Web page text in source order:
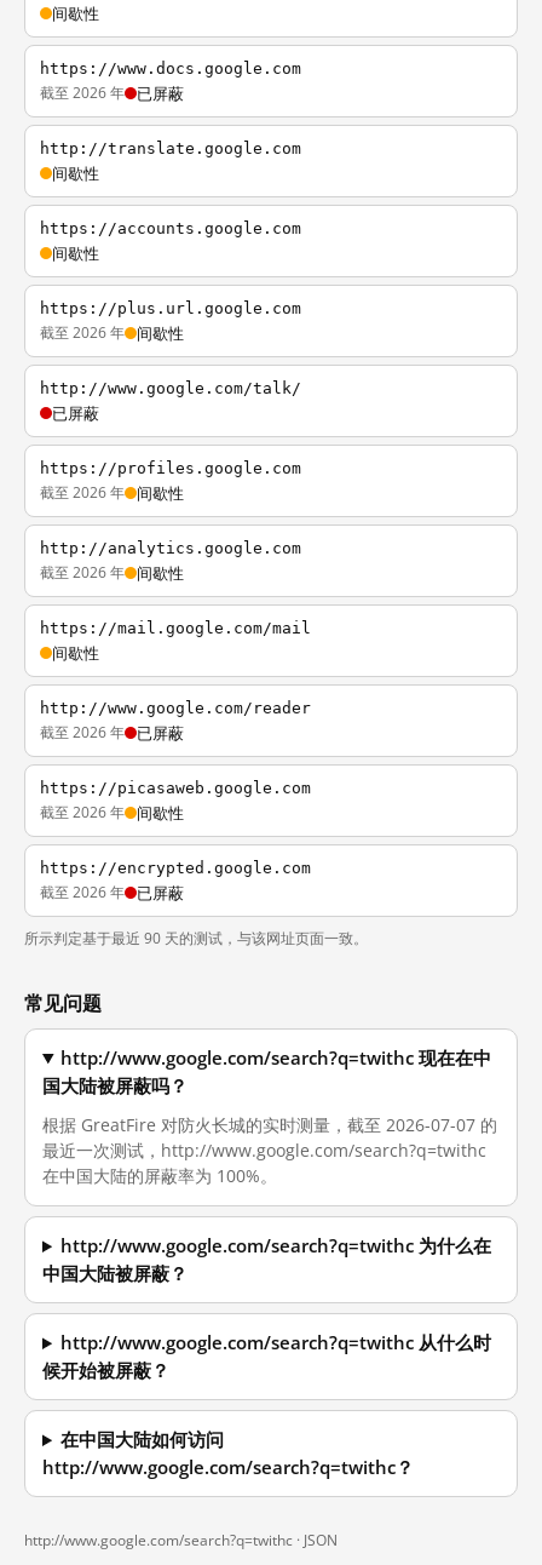
间歇性
https://www.docs.google.com
截至 2026 年 已屏蔽
http://translate.google.com
间歇性
https://accounts.google.com
间歇性
https://plus.url.google.com
截至 2026 年 间歇性
http://www.google.com/talk/
已屏蔽
https://profiles.google.com
截至 2026 年 间歇性
http://analytics.google.com
截至 2026 年 间歇性
https://mail.google.com/mail
间歇性
http://www.google.com/reader
截至 2026 年 已屏蔽
https://picasaweb.google.com
截至 2026 年 间歇性
https://encrypted.google.com
截至 2026 年 已屏蔽
所示判定基于最近 90 天的测试，与该网址页面一致。
常见问题
http://www.google.com/search?q=twithc 现在在中
国大陆被屏蔽吗？
根据 GreatFire 对防火长城的实时测量，截至 2026-07-07 的
最近一次测试，http://www.google.com/search?q=twithc
在中国大陆的屏蔽率为 100%。
http://www.google.com/search?q=twithc 为什么在
中国大陆被屏蔽？
http://www.google.com/search?q=twithc 从什么时
候开始被屏蔽？
在中国大陆如何访问
http://www.google.com/search?q=twithc？
http://www.google.com/search?q=twithc · JSON